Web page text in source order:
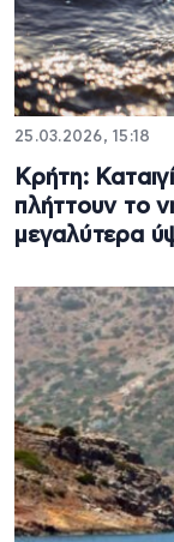
25.03.2026, 15:18
Κρήτη:
πλήττουν το
μεγαλύτερα